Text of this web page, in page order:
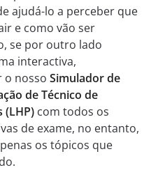
ajudá-lo a perceber que
e como vão ser
se por outro lado
interactiva,
o nosso Simulador de
de Técnico de
(LHP) com todos os
de exame, no entanto,
os tópicos que